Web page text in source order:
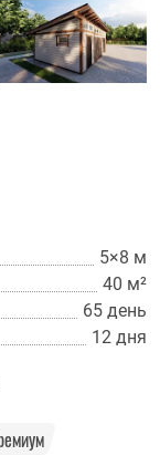
5×8 м
40 м²
65 день
12 дня